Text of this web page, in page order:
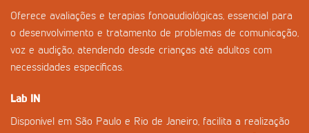
Oferece avaliações e terapias fonoaudiológicas, essencial para
o desenvolvimento e tratamento de problemas de comunicação,
voz e audição, atendendo desde crianças até adultos com
necessidades específicas.
Lab IN
Disponível em São Paulo e Rio de Janeiro, facilita a realização